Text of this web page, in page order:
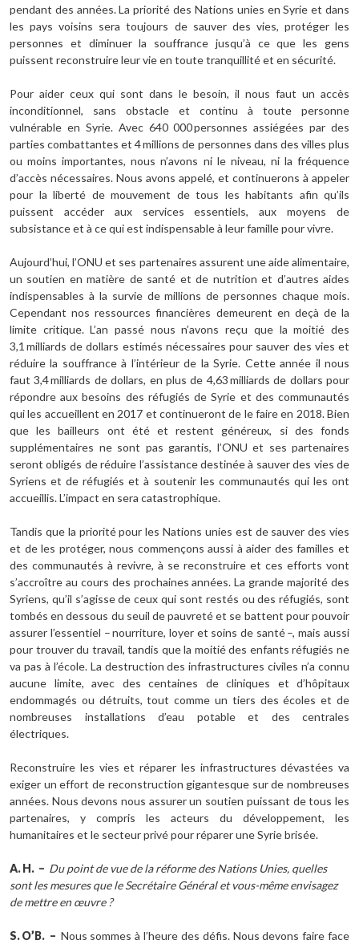
pendant des années. La priorité des Nations unies en Syrie et dans
les pays voisins sera toujours de sauver des vies, protéger les
personnes et diminuer la souffrance jusqu’à ce que les gens
puissent reconstruire leur vie en toute tranquillité et en sécurité.
Pour aider ceux qui sont dans le besoin, il nous faut un accès
inconditionnel, sans obstacle et continu à toute personne
vulnérable en Syrie. Avec 640 000 personnes assiégées par des
parties combattantes et 4 millions de personnes dans des villes plus
ou moins importantes, nous n’avons ni le niveau, ni la fréquence
d’accès nécessaires. Nous avons appelé, et continuerons à appeler
pour la liberté de mouvement de tous les habitants afin qu’ils
puissent accéder aux services essentiels, aux moyens de
subsistance et à ce qui est indispensable à leur famille pour vivre.
Aujourd’hui, l’ONU et ses partenaires assurent une aide alimentaire,
un soutien en matière de santé et de nutrition et d’autres aides
indispensables à la survie de millions de personnes chaque mois.
Cependant nos ressources financières demeurent en deçà de la
limite critique. L’an passé nous n’avons reçu que la moitié des
3,1 milliards de dollars estimés nécessaires pour sauver des vies et
réduire la souffrance à l’intérieur de la Syrie. Cette année il nous
faut 3,4 milliards de dollars, en plus de 4,63 milliards de dollars pour
répondre aux besoins des réfugiés de Syrie et des communautés
qui les accueillent en 2017 et continueront de le faire en 2018. Bien
que les bailleurs ont été et restent généreux, si des fonds
supplémentaires ne sont pas garantis, l’ONU et ses partenaires
seront obligés de réduire l’assistance destinée à sauver des vies de
Syriens et de réfugiés et à soutenir les communautés qui les ont
accueillis. L’impact en sera catastrophique.
Tandis que la priorité pour les Nations unies est de sauver des vies
et de les protéger, nous commençons aussi à aider des familles et
des communautés à revivre, à se reconstruire et ces efforts vont
s’accroître au cours des prochaines années. La grande majorité des
Syriens, qu’il s’agisse de ceux qui sont restés ou des réfugiés, sont
tombés en dessous du seuil de pauvreté et se battent pour pouvoir
assurer l’essentiel – nourriture, loyer et soins de santé –, mais aussi
pour trouver du travail, tandis que la moitié des enfants réfugiés ne
va pas à l’école. La destruction des infrastructures civiles n’a connu
aucune limite, avec des centaines de cliniques et d’hôpitaux
endommagés ou détruits, tout comme un tiers des écoles et de
nombreuses installations d’eau potable et des centrales
électriques.
Reconstruire les vies et réparer les infrastructures dévastées va
exiger un effort de reconstruction gigantesque sur de nombreuses
années. Nous devons nous assurer un soutien puissant de tous les
partenaires, y compris les acteurs du développement, les
humanitaires et le secteur privé pour réparer une Syrie brisée.
A.H. – Du point de vue de la réforme des Nations Unies, quelles
sont les mesures que le Secrétaire Général et vous-même envisagez
de mettre en œuvre ?
S.O’B. – Nous sommes à l’heure des défis. Nous devons faire face